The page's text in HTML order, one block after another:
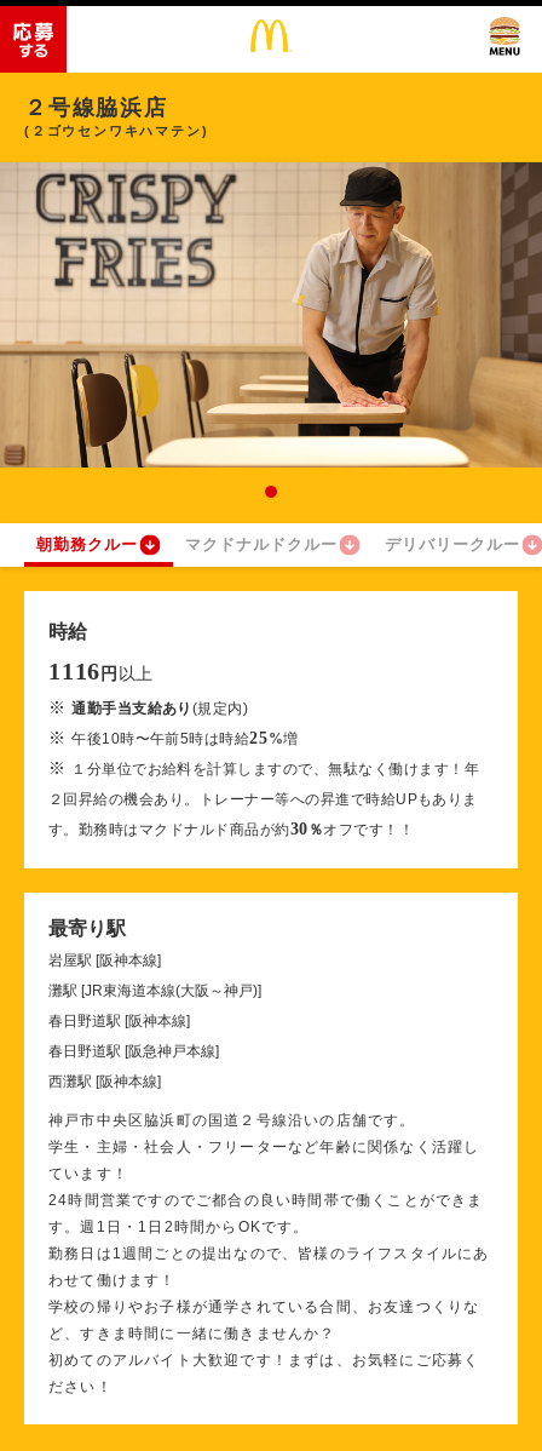
２号線脇浜店
(２ゴウセンワキハマテン)
朝勤務クルー マクドナルドクルー デリバリークルー
時給
1116 円 以上
※通勤手当支給あり (規定内)
※午後10時〜午前5時は時給25%増
※
１分単位でお給料を計算しますので、無駄なく働けます！年
２回昇給の機会あり。トレーナー等への昇進で時給UPもありま
す。勤務時はマクドナルド商品が約30 ％オフです！！
最寄り駅
岩屋駅 [阪神本線]
灘駅 [JR東海道本線(大阪～神戸)]
春日野道駅 [阪神本線]
春日野道駅 [阪急神戸本線]
西灘駅 [阪神本線]
神戸市中央区脇浜町の国道２号線沿いの店舗です。
学生・主婦・社会人・フリーターなど年齢に関係なく活躍し
ています！
24時間営業ですのでご都合の良い時間帯で働くことができま
す。週1日・1日2時間からOKです。
勤務日は1週間ごとの提出なので、皆様のライフスタイルにあ
わせて働けます！
学校の帰りやお子様が通学されている合間、お友達つくりな
ど、すきま時間に一緒に働きませんか？
初めてのアルバイト大歓迎です！まずは、お気軽にご応募く
ださい！